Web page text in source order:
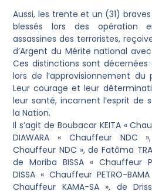
Aussi, les trente et un (31)
blessés lors des opération
assassines des terroristes,
d’Argent du Mérite national
Ces distinctions sont décernées
lors de l’approvisionnement du
Leur courage et leur
leur santé, incarnent l’esprit de
la Nation.
Il s’agit de Boubacar KEITA «
DIAWARA « Chauffeur NDC
Chauffeur NDC », de Fatôma
de Moriba BISSA « Chauffeur
DISSA « Chauffeur PETRO-
Chauffeur KAMA-SA », de